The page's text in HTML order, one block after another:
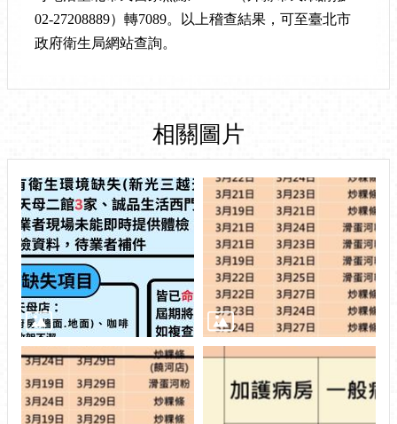
02-27208889）轉7089。以上稽查結果，可至臺北市
政府衛生局網站查詢。
相關圖片